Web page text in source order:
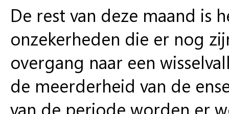
De rest van deze maand is
onzekerheden die er nog
overgang naar een
de meerderheid van de
van de periode worden er